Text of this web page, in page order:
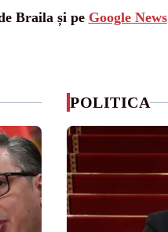
Braila și pe Google News
POLITICA